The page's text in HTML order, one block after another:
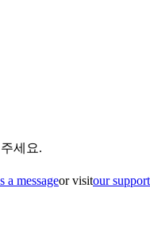
세요.
a messageor visitour